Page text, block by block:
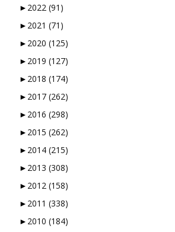
► 2022 (91)
► 2021 (71)
► 2020 (125)
► 2019 (127)
► 2018 (174)
► 2017 (262)
► 2016 (298)
► 2015 (262)
► 2014 (215)
► 2013 (308)
► 2012 (158)
► 2011 (338)
► 2010 (184)